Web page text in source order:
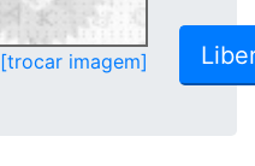
[trocar imagem]